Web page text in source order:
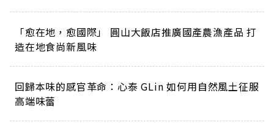
「愈在地，愈國際」 圓山大飯店推廣國產農漁產品 打
造在地食尚新風味
回歸本味的感官革命：心泰 GLin 如何用自然風土征服
高端味蕾